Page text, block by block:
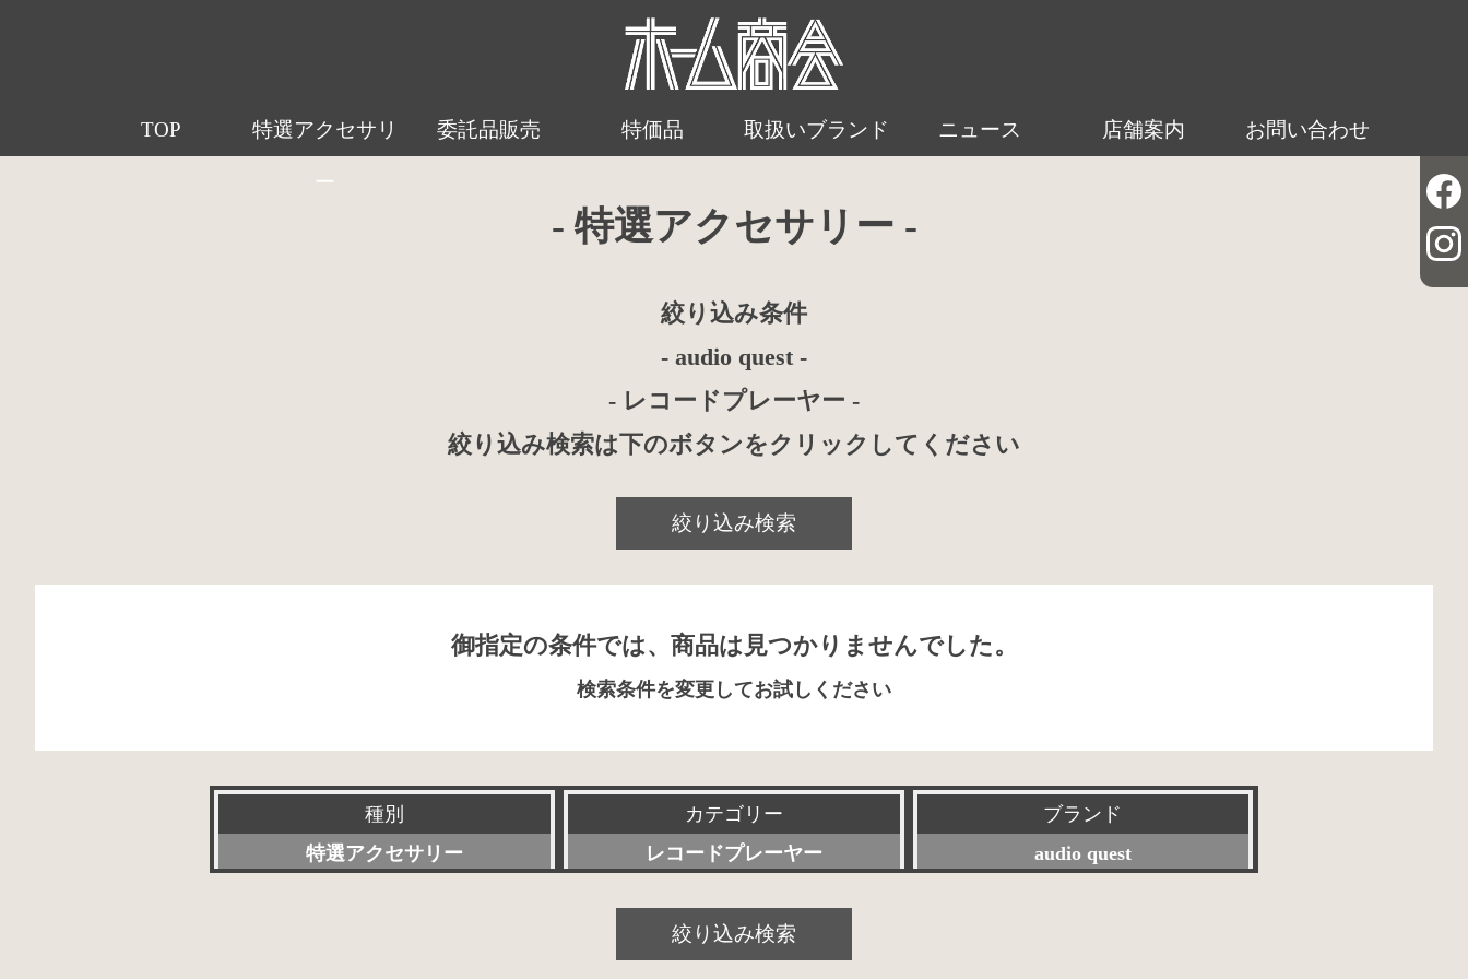
TOP 特選アクセサリ
ー
委託品販売 特価品 取扱いブランド ニュース 店舗案内 お問い合わせ
- 特選アクセサリー -
絞り込み条件
- audio quest -
- レコードプレーヤー -
絞り込み検索は下のボタンをクリックしてください
絞り込み検索
御指定の条件では、商品は見つかりませんでした。
検索条件を変更してお試しください
種別
特選アクセサリー
カテゴリー
レコードプレーヤー
プリアンプ
ブランド
audio quest
絞り込み検索